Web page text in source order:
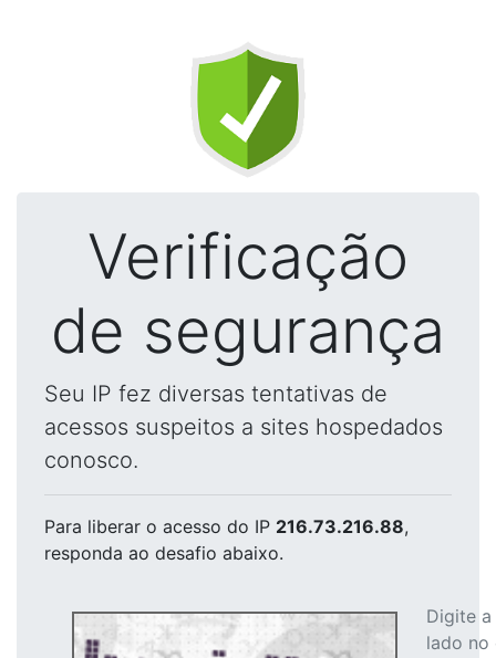
Verificação
de segurança
Seu IP fez diversas tentativas de
acessos suspeitos a sites hospedados
conosco.
Para liberar o acesso do IP 216.73.216.88,
responda ao desafio abaixo.
Digite
lado no